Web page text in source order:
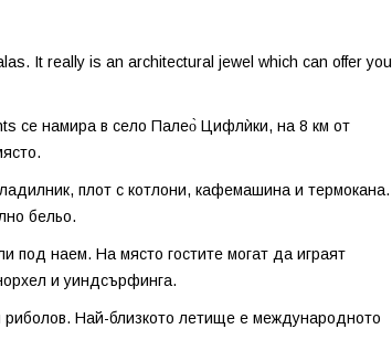
It really is an architectural jewel which can offer you
се намира в село Палео̀ Цифлѝки, на 8 км от
плот с котлони, кафемашина и термокана.
бельо.
под наем. На място гостите могат да играят
и уиндсърфинга.
риболов. Най-близкото летище е международното